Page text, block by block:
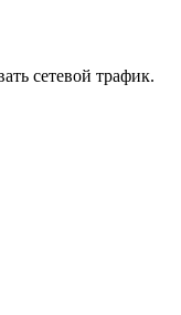
сетевой трафик.